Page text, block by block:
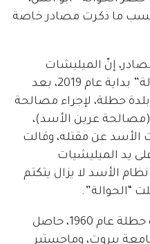
حسب ما ذكرت مصادر خاصة
إنّ الميليشات
الشيعية اعتقلت “حسن الحوالة” بداية عام 2019، بعد
بلدة حطلة، لإجراء مصالحة
عرين الأسد)،
أعلنت قوات الأسد عن مقتله، وقالت
يد الميليشيات
الأسد لا يزال يتكتم
“الحوالة”.
وحسن خضر الحوالة تولد بلدة حطلة عام 1960، حاصل
بيروت، وماجستير